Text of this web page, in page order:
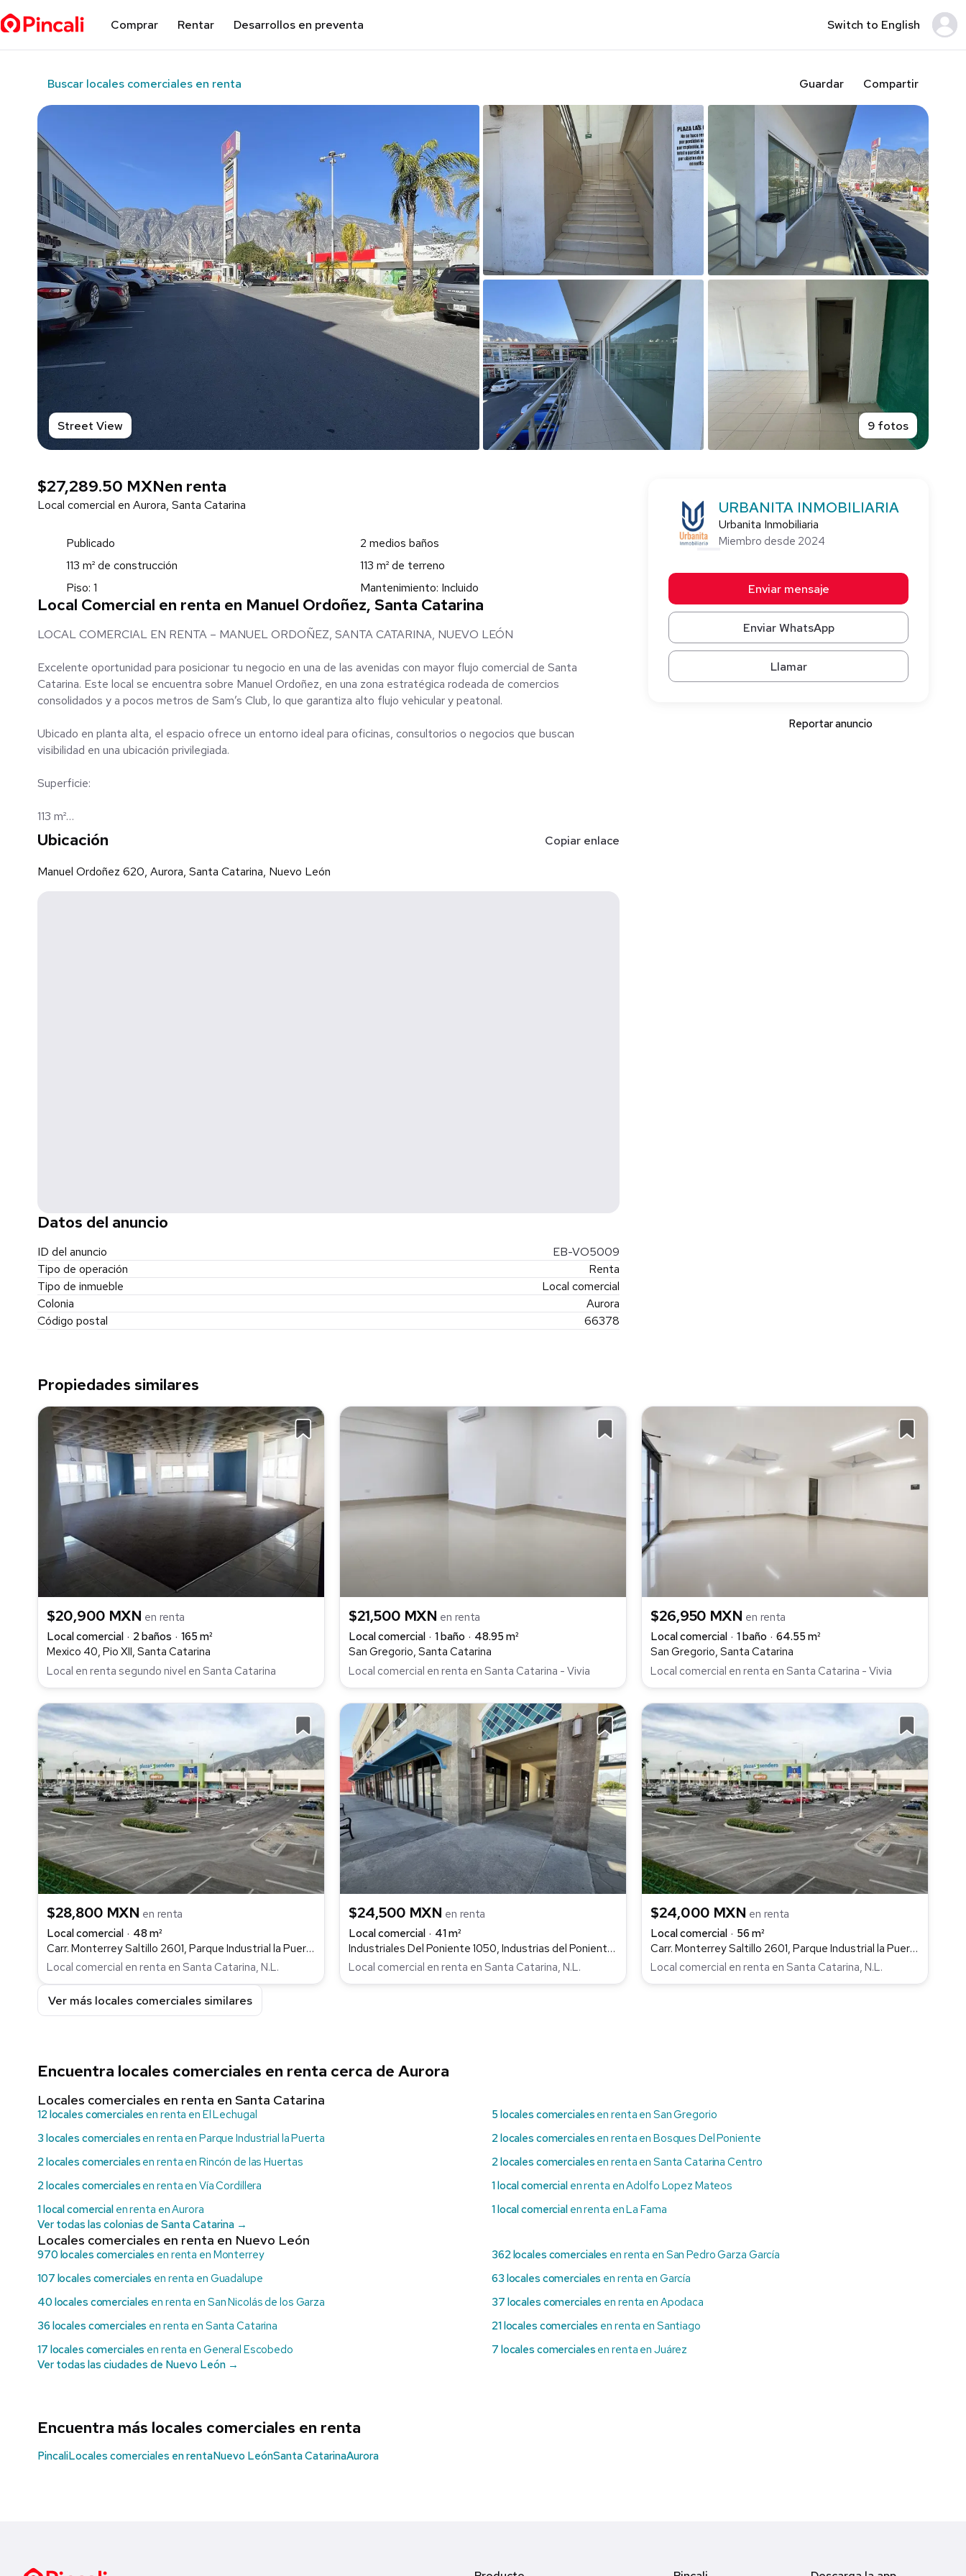
Comprar Rentar Desarrollos en preventa Switch to English
Buscar locales comerciales en renta Guardar Compartir
Street View 9 fotos
$27,289.50 MXNen renta
Local comercial en Aurora, Santa Catarina
Publicado
2 medios baños
113 m² de construcción
113 m² de terreno
Piso: 1
Mantenimiento: Incluido
Local Comercial en renta en Manuel Ordoñez, Santa Catarina
LOCAL COMERCIAL EN RENTA – MANUEL ORDOÑEZ, SANTA CATARINA, NUEVO LEÓN
Excelente oportunidad para posicionar tu negocio en una de las avenidas con mayor flujo comercial de Santa
Catarina. Este local se encuentra sobre Manuel Ordoñez, en una zona estratégica rodeada de comercios
consolidados y a pocos metros de Sam’s Club, lo que garantiza alto flujo vehicular y peatonal.
Ubicado en planta alta, el espacio ofrece un entorno ideal para oficinas, consultorios o negocios que buscan
visibilidad en una ubicación privilegiada.
Superficie:
113 m²
Precios:
Renta mensual: $27,289.50
Ubicación Copiar enlace
Manuel Ordoñez 620, Aurora, Santa Catarina, Nuevo León
Datos del anuncio
ID del anuncio
EB-VO5009
Tipo de operación
Renta
Tipo de inmueble
Local comercial
Colonia
Aurora
Código postal
66378
URBANITA INMOBILIARIA
Urbanita Inmobiliaria
Miembro desde 2024
Enviar mensaje
Enviar WhatsApp
Llamar
Reportar anuncio
Propiedades similares
$20,900 MXN en renta
Local comercial
2 baños
165 m²
Mexico 40, Pio XII, Santa Catarina
Local en renta segundo nivel en Santa Catarina
$21,500 MXN en renta
Local comercial
1 baño
48.95 m²
San Gregorio, Santa Catarina
Local comercial en renta en Santa Catarina - Vivia
$26,950 MXN en renta
Local comercial
1 baño
64.55 m²
San Gregorio, Santa Catarina
Local comercial en renta en Santa Catarina - Vivia
$28,800 MXN en renta
Local comercial
48 m²
Carr. Monterrey Saltillo 2601, Parque Industrial la Puerta, Santa Catarina
Local comercial en renta en Santa Catarina, N.L.
$24,500 MXN en renta
Local comercial
41 m²
Industriales Del Poniente 1050, Industrias del Poniente, Santa Catarina
Local comercial en renta en Santa Catarina, N.L.
$24,000 MXN en renta
Local comercial
56 m²
Carr. Monterrey Saltillo 2601, Parque Industrial la Puerta, Santa Catarina
Local comercial en renta en Santa Catarina, N.L.
Ver más locales comerciales similares
Encuentra locales comerciales en renta cerca de Aurora
Locales comerciales en renta en Santa Catarina
12 locales comerciales en renta en El Lechugal 5 locales comerciales en renta en San Gregorio
3 locales comerciales en renta en Parque Industrial la Puerta 2 locales comerciales en renta en Bosques Del Poniente
2 locales comerciales en renta en Rincón de las Huertas 2 locales comerciales en renta en Santa Catarina Centro
2 locales comerciales en renta en Vía Cordillera 1 local comercialen renta en Adolfo Lopez Mateos
1 local comercialen renta en Aurora 1 local comercialen renta en La Fama
Ver todas las colonias de Santa Catarina →
Locales comerciales en renta en Nuevo León
970 locales comerciales en renta en Monterrey 362 locales comerciales en renta en San Pedro Garza García
107 locales comerciales en renta en Guadalupe 63 locales comerciales en renta en García
40 locales comerciales en renta en San Nicolás de los Garza 37 locales comerciales en renta en Apodaca
36 locales comerciales en renta en Santa Catarina 21 locales comerciales en renta en Santiago
17 locales comerciales en renta en General Escobedo 7 locales comerciales en renta en Juárez
Ver todas las ciudades de Nuevo León →
Encuentra más locales comerciales en renta
PincaliLocales comerciales en rentaNuevo LeónSanta CatarinaAurora